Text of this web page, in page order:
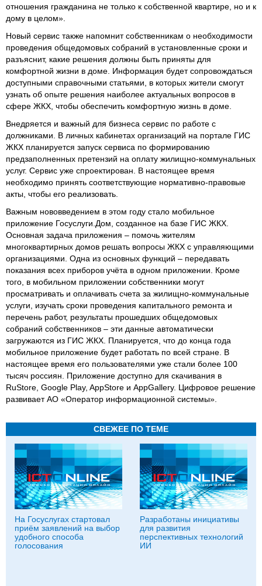
отношения гражданина не только к собственной квартире, но и к
дому в целом».
Новый сервис также напомнит собственникам о необходимости
проведения общедомовых собраний в установленные сроки и
разъяснит, какие решения должны быть приняты для
комфортной жизни в доме. Информация будет сопровождаться
доступными справочными статьями, в которых жители смогут
узнать об опыте решения наиболее актуальных вопросов в
сфере ЖКХ, чтобы обеспечить комфортную жизнь в доме.
Внедряется и важный для бизнеса сервис по работе с
должниками. В личных кабинетах организаций на портале ГИС
ЖКХ планируется запуск сервиса по формированию
предзаполненных претензий на оплату жилищно-коммунальных
услуг. Сервис уже спроектирован. В настоящее время
необходимо принять соответствующие нормативно-правовые
акты, чтобы его реализовать.
Важным нововведением в этом году стало мобильное
приложение Госуслуги.Дом, созданное на базе ГИС ЖКХ.
Основная задача приложения – помочь жителям
многоквартирных домов решать вопросы ЖКХ с управляющими
организациями. Одна из основных функций – передавать
показания всех приборов учёта в одном приложении. Кроме
того, в мобильном приложении собственники могут
просматривать и оплачивать счета за жилищно-коммунальные
услуги, изучать сроки проведения капитального ремонта и
перечень работ, результаты прошедших общедомовых
собраний собственников – эти данные автоматически
загружаются из ГИС ЖКХ. Планируется, что до конца года
мобильное приложение будет работать по всей стране. В
настоящее время его пользователями уже стали более 100
тысяч россиян. Приложение доступно для скачивания в
RuStore, Google Play, AppStore и AppGallery. Цифровое решение
развивает АО «Оператор информационной системы».
СВЕЖЕЕ ПО ТЕМЕ
На Госуслугах стартовал
приём заявлений на выбор
удобного способа
голосования
Разработаны инициативы
для развития
перспективных технологий
ИИ